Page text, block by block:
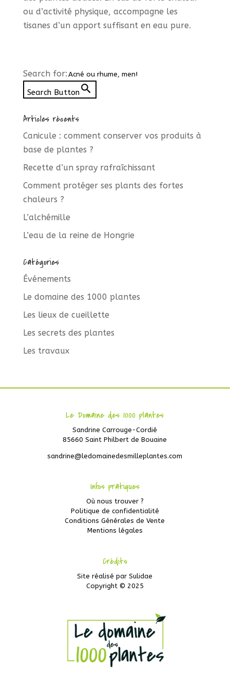
ou d’activité physique, accompagne les
tisanes d’un apport suffisant en eau pure.
Search for:
Search Button
Articles récents
Canicule : comment conserver vos produits à
base de plantes ?
Recette d’un spray rafraîchissant
Comment protéger ses plants des fortes
chaleurs ?
L’alchémille
L’eau de la reine de Hongrie
Catégories
Événements
Le domaine des 1000 plantes
Les lieux de cueillette
Les secrets des plantes
Les travaux
Le Domaine des 1000 plantes
Sandrine Carrouge-Cordié
85660 Saint Philbert de Bouaine
sandrine@ledomainedesmilleplantes.com
Infos pratiques
Où nous trouver ?
Politique de confidentialité
Conditions Générales de Vente
Mentions légales
Crédits
Site réalisé parSulidae
Copyright © 2025